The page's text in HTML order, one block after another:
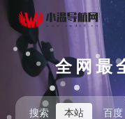
全网最
搜索 本站 百度